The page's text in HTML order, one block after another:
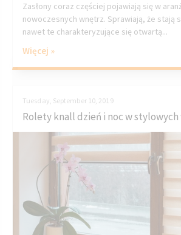
Zasłony coraz częściej pojawiają się w
nowoczesnych wnętrz. Sprawiają, że stają
nawet te charakteryzujące się otwartą...
Więcej »
Tuesday, September 10, 2019
Rolety knall dzień i noc w